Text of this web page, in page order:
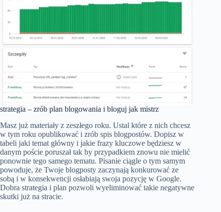
strategia – zrób plan blogowania i bloguj jak mistrz
Masz już materiały z zeszłego roku. Ustal które z nich chcesz
w tym roku opublikować i zrób spis blogpostów. Dopisz w
tabeli jaki temat główny i jakie frazy kluczowe będziesz w
danym poście poruszał tak by przypadkiem znowu nie mielić
ponownie tego samego tematu. Pisanie ciągle o tym samym
powoduje, że Twoje blogposty zaczynają konkurować ze
sobą i w konsekwencji osłabiają swoja pozycję w Google.
Dobra strategia i plan pozwoli wyeliminować takie negatywne
skutki już na stracie.